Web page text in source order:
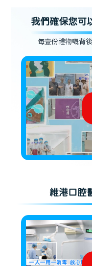
我們確保您可
每壹份禮物嘅背
維港口腔